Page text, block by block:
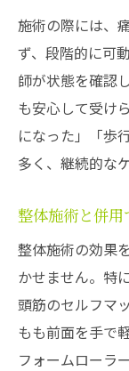
施術の際には、
ず、段階的に可
師が状態を確認
も安心して受け
になった」「歩
多く、継続的な
整体施術と併
整体施術の効果
かせません。特
頭筋のセルフマ
もも前面を手で
フォームローラ